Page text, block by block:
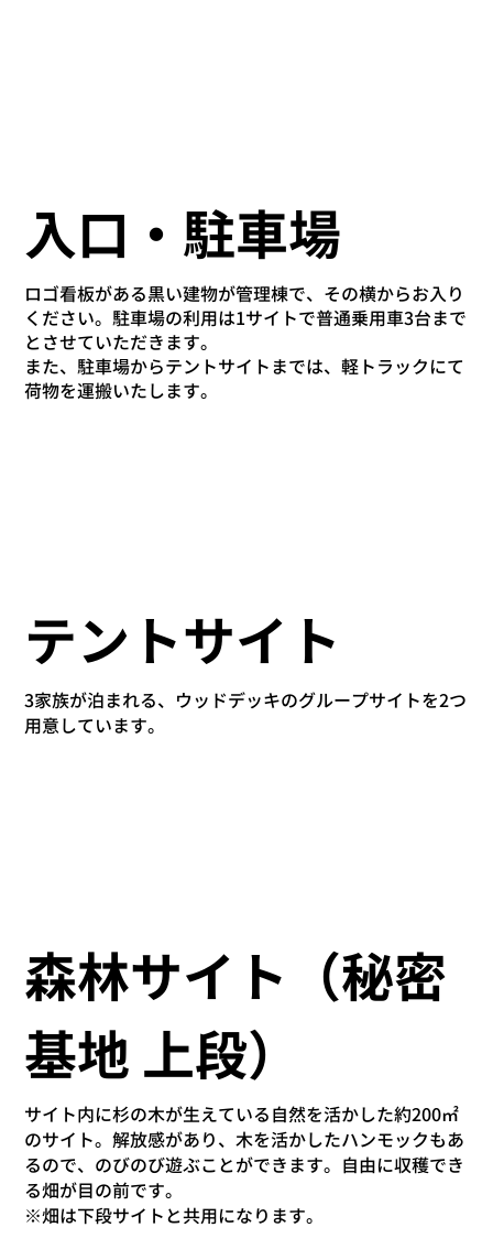
入口・駐車場
ロゴ看板がある黒い建物が管理棟で、その横からお入り
ください。駐車場の利用は1サイトで普通乗用車3台まで
とさせていただきます。
また、駐車場からテントサイトまでは、軽トラックにて
荷物を運搬いたします。
森林サイト（秘密
基地 上段）
サイト内に杉の木が生えている自然を活かした約200㎡
のサイト。解放感があり、木を活かしたハンモックもあ
るので、のびのび遊ぶことができます。自由に収穫でき
る畑が目の前です。
※畑は下段サイトと共用になります。
​テントサイト
3家族が泊まれる、ウッドデッキのグループサイトを2つ
用意しています。